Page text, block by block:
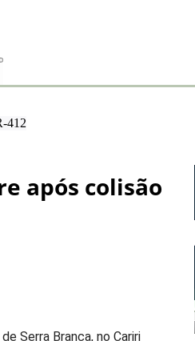
412
após colisão
Serra Branca, no Cariri